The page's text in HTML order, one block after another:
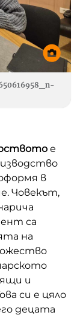
е
в
Човекът,
са
на
и
си е цяло
децата